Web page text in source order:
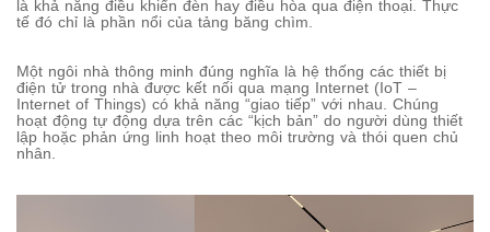
là khả năng điều khiển đèn hay điều hòa qua điện thoại. Thực
tế đó chỉ là phần nổi của tảng băng chìm.
Một ngôi nhà thông minh đúng nghĩa là hệ thống các thiết bị
điện tử trong nhà được kết nối qua mạng Internet (IoT –
Internet of Things) có khả năng “giao tiếp” với nhau. Chúng
hoạt động tự động dựa trên các “kịch bản” do người dùng thiết
lập hoặc phản ứng linh hoạt theo môi trường và thói quen chủ
nhân.